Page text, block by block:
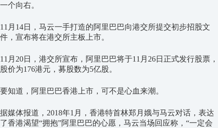
一个向右。
11月14日，马云一手打造的阿里巴巴向港交所提交初步招股文
件，宣布将在港交所主板上市。
11月20日，港交所宣布，阿里巴巴将于11月26日正式发行股票，
股价为176港元，募股数为5亿股。
要知道，阿里巴巴香港上市，可不是心血来潮。
据媒体报道，2018年1月，香港特首林郑月娥与马云对话，表达
了香港渴望“拥抱”阿里巴巴的心愿，马云当场回应称，“一定会